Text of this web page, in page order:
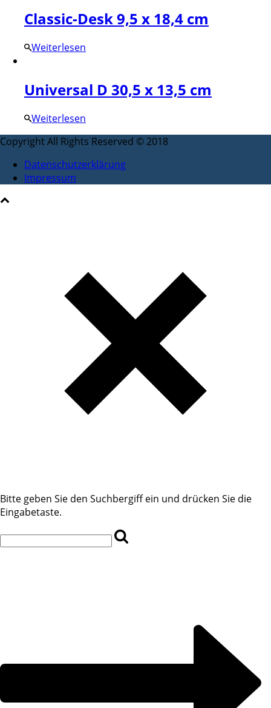
Classic-Desk 9,5 x 18,4 cm
Weiterlesen
Universal D 30,5 x 13,5 cm
Weiterlesen
Copyright All Rights Reserved © 2018
Datenschutzerklärung
Impressum
Bitte geben Sie den Suchbergiff ein und drücken Sie die
Eingabetaste.